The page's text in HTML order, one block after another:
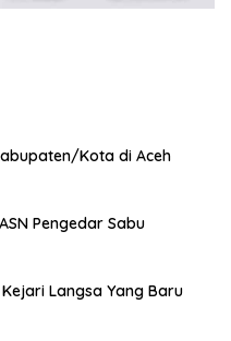
Kota di Aceh
Pengedar Sabu
Langsa Yang Baru